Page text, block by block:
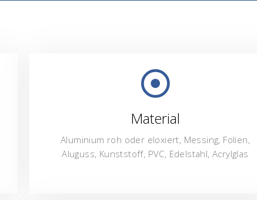
Material
Aluminium roh oder eloxiert, Messing, Folien,
Aluguss, Kunststoff, PVC, Edelstahl, Acrylglas